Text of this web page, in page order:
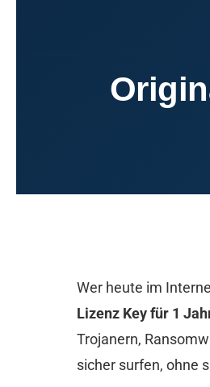
Wer heute im
Lizenz Key für 1
Trojanern,
sicher surfen, ohne